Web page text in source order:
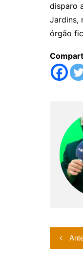
disparo
Jardins,
órgão
de